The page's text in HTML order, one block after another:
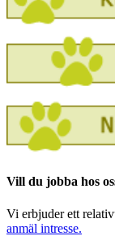
Vill du jobba hos
Vi erbjuder ett
anmäl intresse.